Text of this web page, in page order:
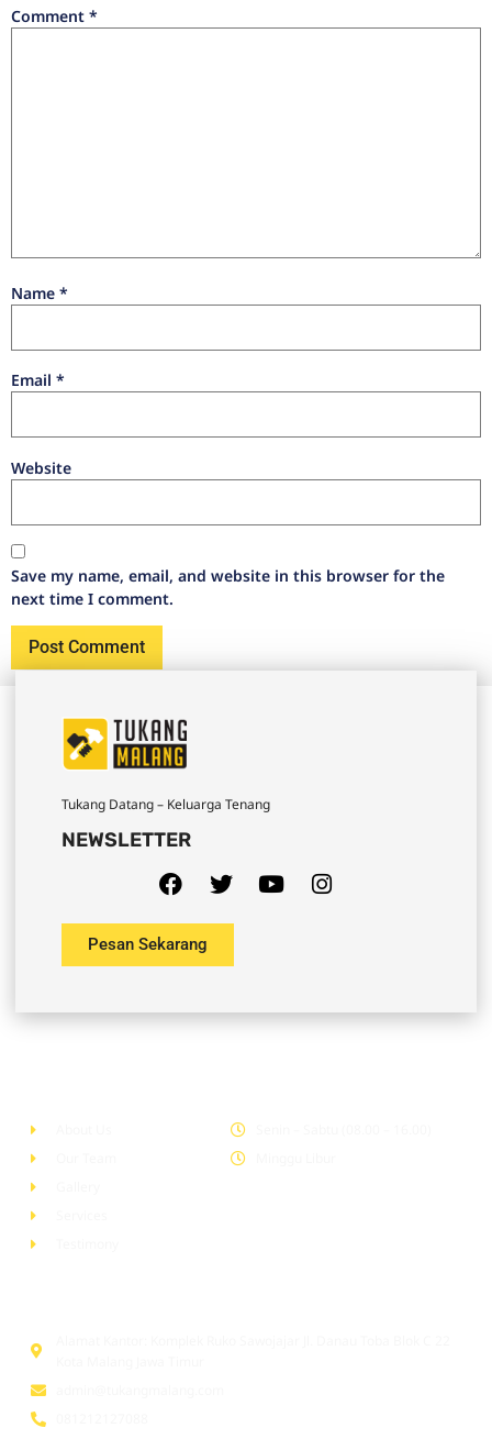
Comment *
Name *
Email *
Website
Save my name, email, and website in this browser for the
next time I comment.
Tukang Datang – Keluarga Tenang
NEWSLETTER
Pesan Sekarang